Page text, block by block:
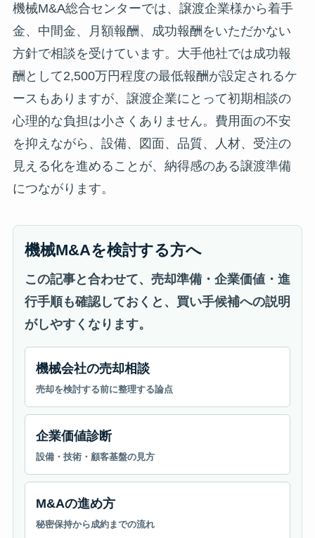
機械M&A総合センターでは、譲渡企業様から着手
金、中間金、月額報酬、成功報酬をいただかない
方針で相談を受けています。大手他社では成功報
酬として2,500万円程度の最低報酬が設定されるケ
ースもありますが、譲渡企業にとって初期相談の
心理的な負担は小さくありません。費用面の不安
を抑えながら、設備、図面、品質、人材、受注の
見える化を進めることが、納得感のある譲渡準備
につながります。
機械M&Aを検討する方へ
この記事と合わせて、売却準備・企業価値・進
行手順も確認しておくと、買い手候補への説明
がしやすくなります。
機械会社の売却相談
売却を検討する前に整理する論点
企業価値診断
設備・技術・顧客基盤の見方
M&Aの進め方
秘密保持から成約までの流れ